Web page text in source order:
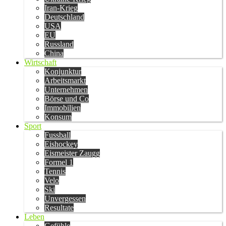
Iran-Krieg
Deutschland
USA
EU
Russland
China
Wirtschaft
Konjunktur
Arbeitsmarkt
Unternehmen
Börse und Co
Immobilien
Konsum
Sport
Fussball
Eishockey
Eismeister Zaugg
Formel 1
Tennis
Velo
Ski
Unvergessen
Resultate
Leben